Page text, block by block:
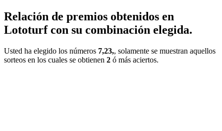
Relación de premios obtenidos en
Lototurf con su combinación elegida.
Usted ha elegido los números 7,23,, solamente se muestran aquellos
sorteos en los cuales se obtienen 2 ó más aciertos.